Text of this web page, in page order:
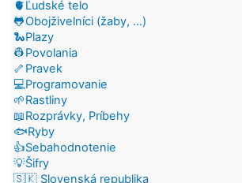
🫀Ľudské telo
🐸Obojživelníci (žaby, ...)
🐍Plazy
👷Povolania
🦴Pravek
💻Programovanie
🌱Rastliny
📖Rozprávky, Príbehy
🐟Ryby
👍Sebahodnotenie
💡Šifry
🇸🇰 Slovenská republika